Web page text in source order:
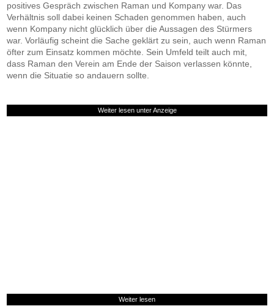
positives Gespräch zwischen Raman und Kompany war. Das
Verhältnis soll dabei keinen Schaden genommen haben, auch
wenn Kompany nicht glücklich über die Aussagen des Stürmers
war. Vorläufig scheint die Sache geklärt zu sein, auch wenn Raman
öfter zum Einsatz kommen möchte. Sein Umfeld teilt auch mit,
dass Raman den Verein am Ende der Saison verlassen könnte,
wenn die Situatie so andauern sollte.
Weiter lesen unter Anzeige
Weiter lesen